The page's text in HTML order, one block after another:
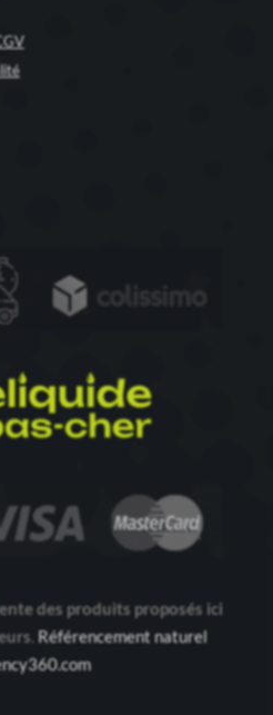
des produits proposés ici
. Référencement naturel